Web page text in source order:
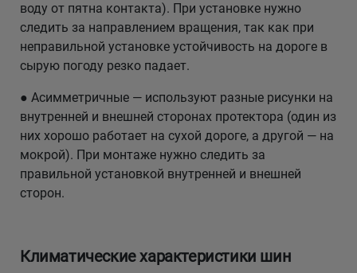
воду от пятна контакта). При установке нужно
следить за направлением вращения, так как при
неправильной установке устойчивость на дороге в
сырую погоду резко падает.
● Асимметричные — используют разные рисунки на
внутренней и внешней сторонах протектора (один из
них хорошо работает на сухой дороге, а другой — на
мокрой). При монтаже нужно следить за
правильной установкой внутренней и внешней
сторон.
Климатические характеристики шин